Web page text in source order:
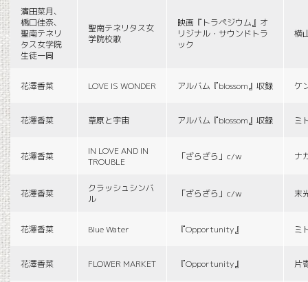
濱田菜月、
橋口佳奈、
聖南テネリ
タス女学院
生徒一同
聖南テネリタス女
学院校歌
映画『トラペジウム』オ
リジナル・サウンドトラ
ック
横
花澤香菜 LOVE IS WONDER アルバム『blossom』収録 ケ
花澤香菜 草原と宇宙 アルバム『blossom』収録 ミ
花澤香菜
IN LOVE AND IN
TROUBLE
「ざらざら」c/w ナ
花澤香菜
クラッシュシンバ
ル
「ざらざら」c/w 末
花澤香菜 Blue Water 『Opportunity』 ミ
花澤香菜 FLOWER MARKET 『Opportunity』 片